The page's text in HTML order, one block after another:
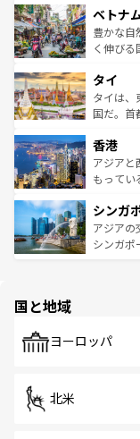
参照して
容にもい
照してほ
き、地方
できる。
まで、さ
リティに
覧を参照
ベトナ
豊かな自
く伸びる
急速な発
ーチミン
醸し出し
とつ。フ
ひ現地で
が旅行者
参照して
タイ
タイは、
国だ。首
の活気が
帯で自然
いビーチ
激する。
が待って
た文化、
香港
アジアと
もってい
み、どこ
ており、
うな絶景
シンガ
アジアの
シンガポ
で、ホー
国と地域
ヨーロッパ
北米